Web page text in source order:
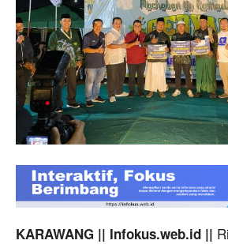
KARAWANG || Infokus.web.id ||